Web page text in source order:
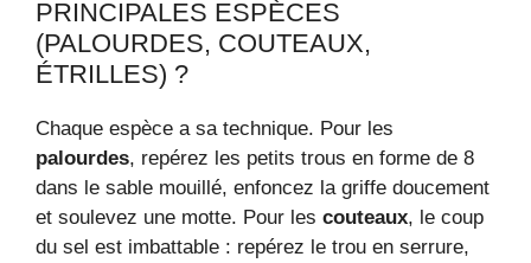
PRINCIPALES ESPÈCES
(PALOURDES, COUTEAUX,
ÉTRILLES) ?
Chaque espèce a sa technique. Pour les
palourdes, repérez les petits trous en forme de 8
dans le sable mouillé, enfoncez la griffe doucement
et soulevez une motte. Pour les couteaux, le coup
du sel est imbattable : repérez le trou en serrure,